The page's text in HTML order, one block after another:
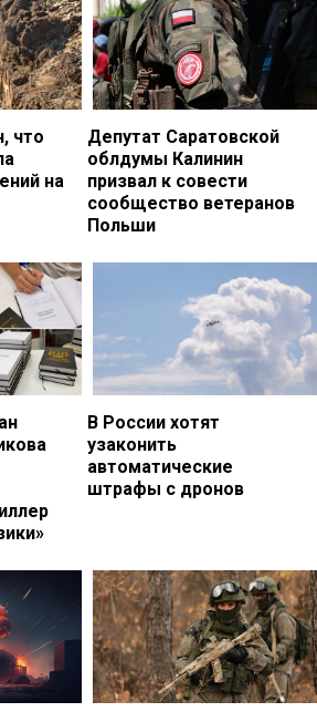
что
на
Депутат Саратовской
облдумы Калинин
призвал к совести
сообщество ветеранов
Польши
В России хотят
узаконить
автоматические
штрафы с дронов